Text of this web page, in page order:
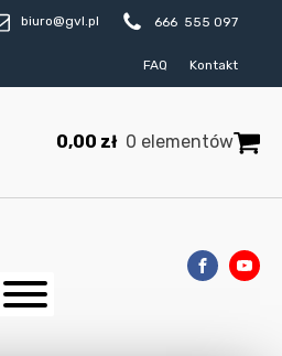
biuro@gvl.pl 666 555 097
FAQ Kontakt
0,00 zł 0 elementów